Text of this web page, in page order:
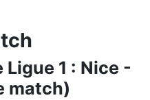
Ligue 1 : Nice -
match)